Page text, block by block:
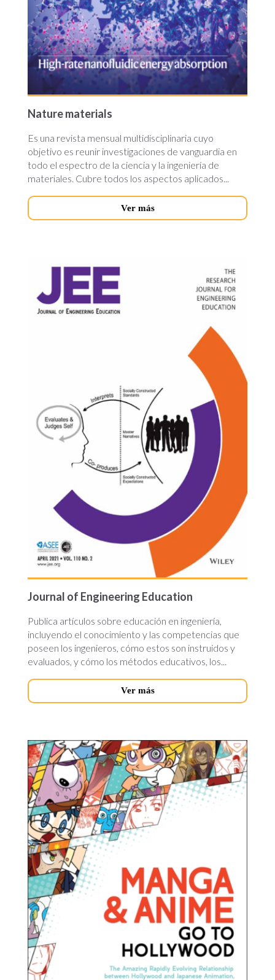
Nature materials
Es una revista mensual multidisciplinaria cuyo
objetivo es reunir investigaciones de vanguardia en
todo el espectro de la ciencia y la ingeniería de
materiales. Cubre todos los aspectos aplicados...
Ver más
journal-
engineering-
education.jpg
Journal of Engineering Education
Publica artículos sobre educación en ingeniería,
incluyendo el conocimiento y las competencias que
poseen los ingenieros, cómo estos son instruidos y
evaluados, y cómo los métodos educativos, los...
Ver más
manga-
anime.jpg